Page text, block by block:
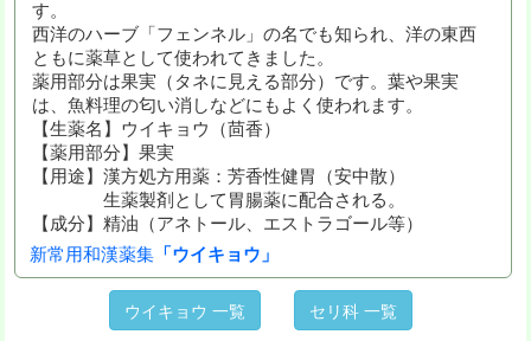
す。
西洋のハーブ「フェンネル」の名でも知られ、洋の東西
ともに薬草として使われてきました。
薬用部分は果実（タネに見える部分）です。葉や果実
は、魚料理の匂い消しなどにもよく使われます。
【生薬名】ウイキョウ（茴香）
【薬用部分】果実
【用途】漢方処方用薬：芳香性健胃（安中散）
生薬製剤として胃腸薬に配合される。
【成分】精油（アネトール、エストラゴール等）
新常用和漢薬集 「ウイキョウ」
ウイキョウ 一覧 セリ科 一覧